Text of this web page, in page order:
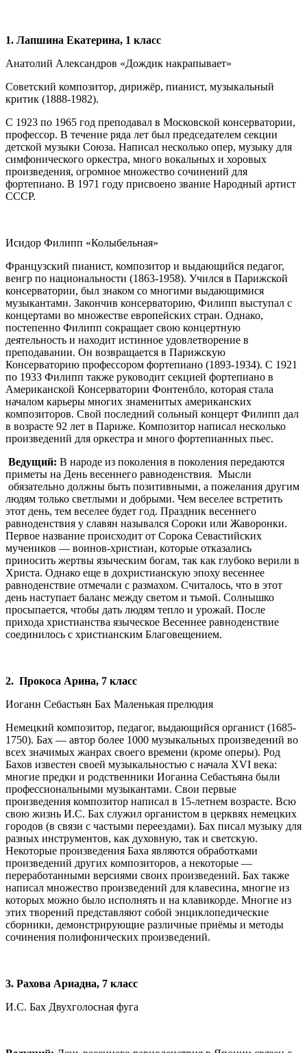
1. Лапшина Екатерина, 1 класс
Анатолий Александров «Дождик накрапывает»
Советский композитор, дирижёр, пианист, музыкальный
критик (1888-1982).
С 1923 по 1965 год преподавал в Московской консерватории,
профессор. В течение ряда лет был председателем секции
детской музыки Союза. Написал несколько опер, музыку для
симфонического оркестра, много вокальных и хоровых
произведения, огромное множество сочинений для
фортепиано. В 1971 году присвоено звание Народный артист
СССР.
Исидор Филипп «Колыбельная»
Французский пианист, композитор и выдающийся педагог,
венгр по национальности (1863-1958). Учился в Парижской
консерватории, был знаком со многими выдающимися
музыкантами. Закончив консерваторию, Филипп выступал с
концертами во множестве европейских стран. Однако,
постепенно Филипп сокращает свою концертную
деятельность и находит истинное удовлетворение в
преподавании. Он возвращается в Парижскую
Консерваторию профессором фортепиано (1893-1934). С 1921
по 1933 Филипп также руководит секцией фортепиано в
Американской Консерватории Фонтенбло, которая стала
началом карьеры многих знаменитых американских
композиторов. Свой последний сольный концерт Филипп дал
в возрасте 92 лет в Париже. Композитор написал несколько
произведений для оркестра и много фортепианных пьес.
Ведущий: В народе из поколения в поколения передаются
приметы на День весеннего равноденствия. Мысли
обязательно должны быть позитивными, а пожелания другим
людям только светлыми и добрыми. Чем веселее встретить
этот день, тем веселее будет год. Праздник весеннего
равноденствия у славян назывался Сороки или Жаворонки.
Первое название происходит от Сорока Севастийских
мучеников — воинов-христиан, которые отказались
приносить жертвы языческим богам, так как глубоко верили в
Христа. Однако еще в дохристианскую эпоху весеннее
равноденствие отмечали с размахом. Считалось, что в этот
день наступает баланс между светом и тьмой. Солнышко
просыпается, чтобы дать людям тепло и урожай. После
прихода христианства языческое Весеннее равноденствие
соединилось с христианским Благовещением.
2. Прокоса Арина, 7 класс
Иоганн Себастьян Бах Маленькая прелюдия
Немецкий композитор, педагог, выдающийся органист (1685-
1750). Бах — автор более 1000 музыкальных произведений во
всех значимых жанрах своего времени (кроме оперы). Род
Бахов известен своей музыкальностью с начала XVI века:
многие предки и родственники Иоганна Себастьяна были
профессиональными музыкантами. Свои первые
произведения композитор написал в 15-летнем возрасте. Всю
свою жизнь И.С. Бах служил органистом в церквях немецких
городов (в связи с частыми переездами). Бах писал музыку для
разных инструментов, как духовную, так и светскую.
Некоторые произведения Баха являются обработками
произведений других композиторов, а некоторые —
переработанными версиями своих произведений. Бах также
написал множество произведений для клавесина, многие из
которых можно было исполнять и на клавикорде. Многие из
этих творений представляют собой энциклопедические
сборники, демонстрирующие различные приёмы и методы
сочинения полифонических произведений.
3. Рахова Ариадна, 7 класс
И.С. Бах Двухголосная фуга